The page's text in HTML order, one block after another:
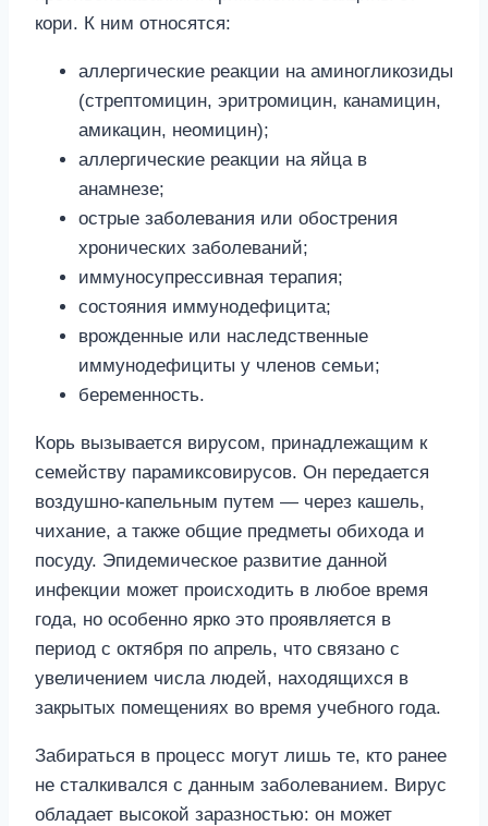
кори. К ним относятся:
аллергические реакции на аминогликозиды
(стрептомицин, эритромицин, канамицин,
амикацин, неомицин);
аллергические реакции на яйца в
анамнезе;
острые заболевания или обострения
хронических заболеваний;
иммуносупрессивная терапия;
состояния иммунодефицита;
врожденные или наследственные
иммунодефициты у членов семьи;
беременность.
Корь вызывается вирусом, принадлежащим к
семейству парамиксовирусов. Он передается
воздушно-капельным путем — через кашель,
чихание, а также общие предметы обихода и
посуду. Эпидемическое развитие данной
инфекции может происходить в любое время
года, но особенно ярко это проявляется в
период с октября по апрель, что связано с
увеличением числа людей, находящихся в
закрытых помещениях во время учебного года.
Забираться в процесс могут лишь те, кто ранее
не сталкивался с данным заболеванием. Вирус
обладает высокой заразностью: он может